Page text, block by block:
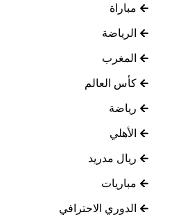
مباراة
الرياضة
المغرب
كأس العالم
رياضة
الأهلي
ريال مدريد
مباريات
الدوري الاحترافي